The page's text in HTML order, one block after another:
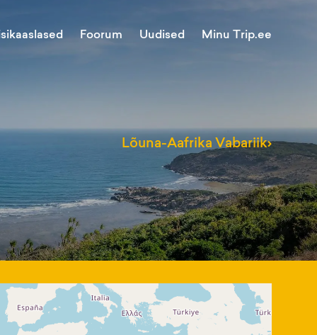
Foorum Uudised Minu Trip.ee
Lõuna-Aafrika Vabariik›